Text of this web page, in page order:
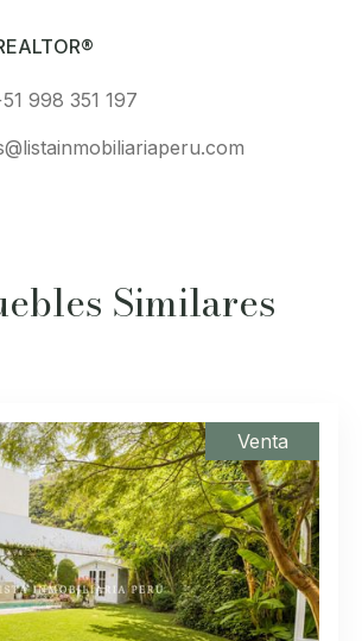
998 351 197
Similares
Venta